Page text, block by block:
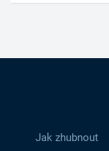
Jak zhubnout